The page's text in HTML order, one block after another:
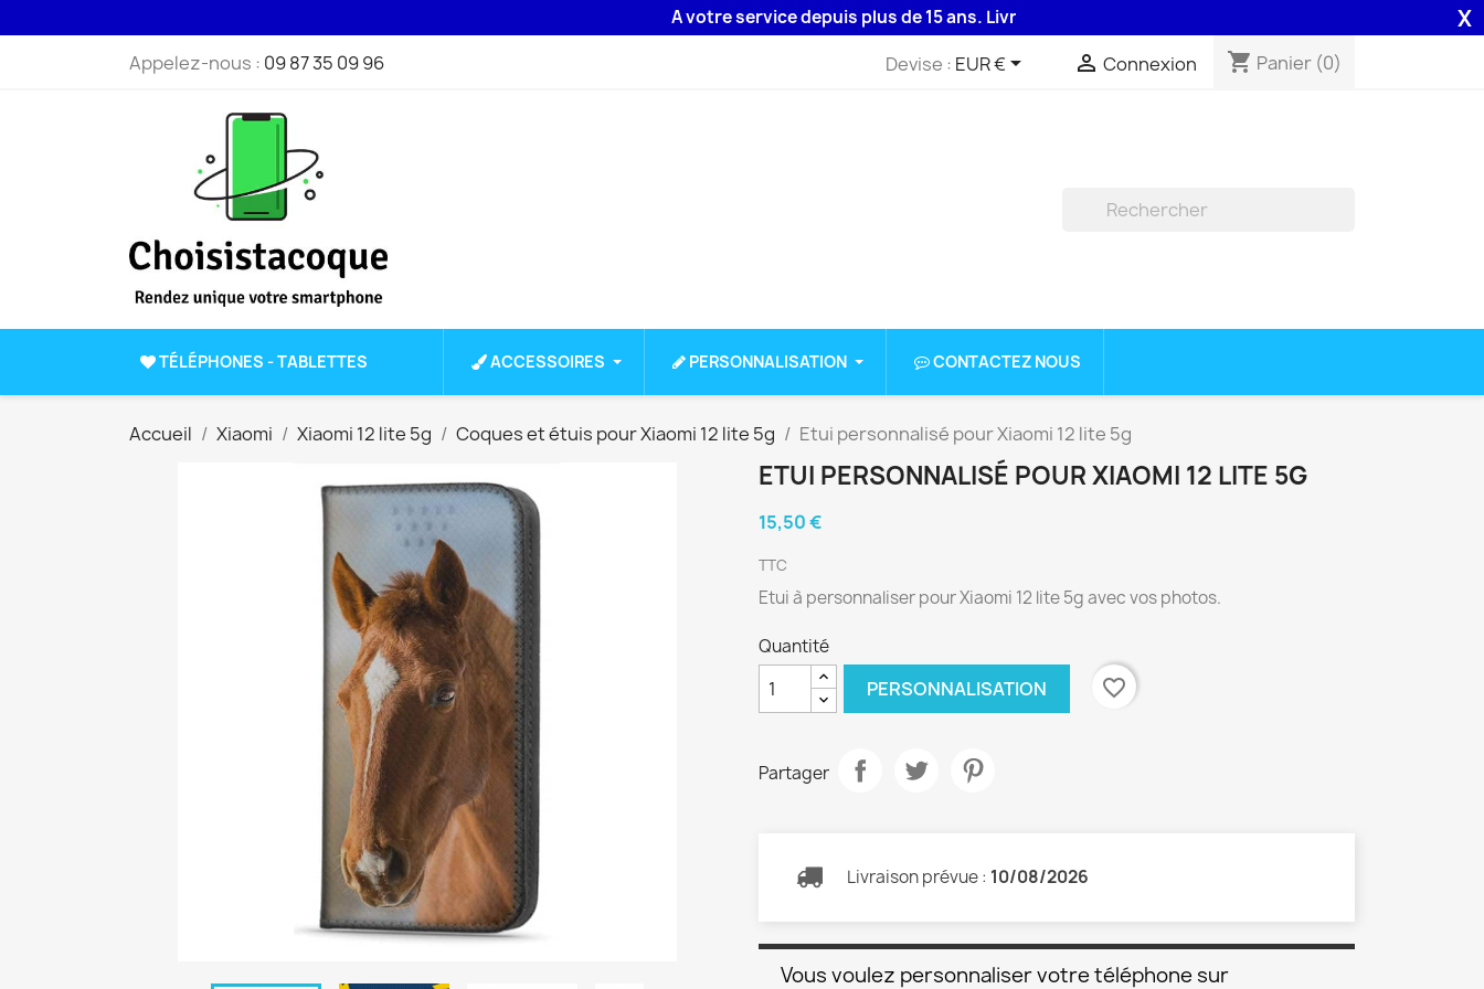
A votre service depuis plus de 15 ans. Livraison 48H assurée par la Poste . X
Appelez-nous : 09 87 35 09 96 Devise : EUR €  Connexion shopping_cart Panier (0)
TÉLÉPHONES - TABLETTES ACCESSOIRES PERSONNALISATION CONTACTEZ NOUS
Accueil Xiaomi Xiaomi 12 lite 5g Coques et étuis pour Xiaomi 12 lite 5g Etui personnalisé pour Xiaomi 12 lite 5g
ETUI PERSONNALISÉ POUR XIAOMI 12 LITE 5G
15,50 €
TTC
Etui à personnaliser pour Xiaomi 12 lite 5g avec vos photos.
Quantité
PERSONNALISATION favorite_border
Partager
Livraison prévue : 10/08/2026
Vous voulez personnaliser votre téléphone sur